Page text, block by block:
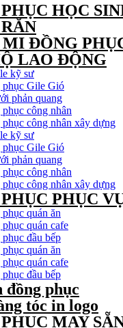
HỌC
MI ĐỒNG
LAO ĐỘNG
kỹ sư
Gile Gió
phản quang
công nhân
công nhân xây dựng
kỹ sư
Gile Gió
phản quang
công nhân
công nhân xây dựng
PHỤC
quán ăn
quán cafe
đầu bếp
quán ăn
quán cafe
đầu bếp
đồng phục
tóc in logo
MAY